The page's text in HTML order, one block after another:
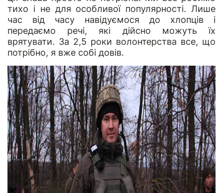
тихо і не для особливої популярності. Лише
час від часу навідуємося до хлопців і
передаємо речі, які дійсно можуть їх
врятувати. За 2,5 роки волонтерства все, що
потрібно, я вже собі довів.